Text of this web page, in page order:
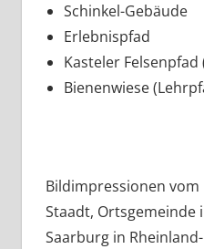
Schinkel-Gebäude
Erlebnispfad
Kasteler
Bienenwiese
Bildimpressionen
Staadt, Ortsgemeinde
Saarburg in